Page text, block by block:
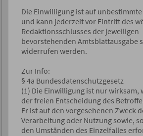
Die Einwilligung ist auf
und kann jederzeit vor Eintritt des
Redaktionsschlusses der jeweiligen
bevorstehenden Amtsblattausgabe
widerrufen werden.
Zur Info:
§ 4a Bundesdatenschutzgesetz
(1) Die Einwilligung ist nur wirksam,
der freien Entscheidung des
Er ist auf den vorgesehenen Zweck
Verarbeitung oder Nutzung sowie,
den Umständen des Einzelfalles